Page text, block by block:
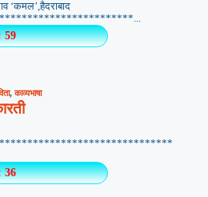
‘कमल’,हैदराबाद
59
,काव्यभाषा
36